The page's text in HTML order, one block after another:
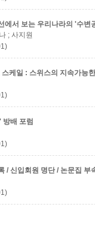
에서 보는 우리나라의 '수변
; 사지원
케일 : 스위스의 지속가능
방배 포럼
/ 신입회원 명단 / 논문집 부